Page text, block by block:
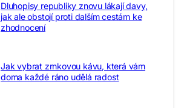
Dluhopisy republiky znovu lákají davy,
jak ale obstojí proti dalším cestám ke
zhodnocení
Jak vybrat zrnkovou kávu, která vám
doma každé ráno udělá radost